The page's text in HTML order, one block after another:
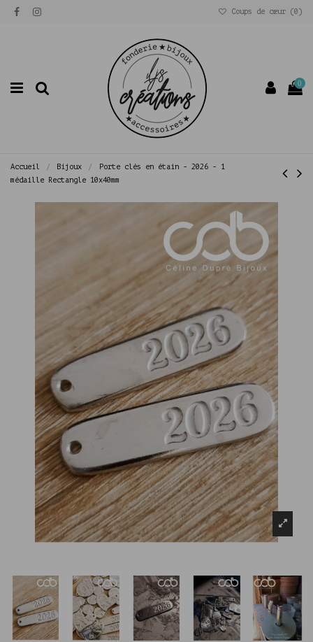
Coups de cœur (0)
0
Accueil Bijoux
Porte clés en étain - 2026 - 1
médaille Rectangle 10x40mm